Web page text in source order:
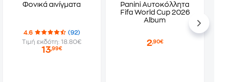
Φονικά αινίγματα
4.6
(92)
Τιμή εκδότη: 18.80€
13,99€
Panini Αυτοκόλλητα
Fifa World Cup 2026
Album
2,90€